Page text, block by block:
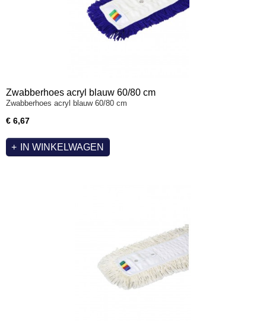
Zwabberhoes acryl blauw 60/80 cm
Zwabberhoes acryl blauw 60/80 cm
€ 6,67
IN WINKELWAGEN